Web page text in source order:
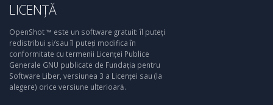
LICENȚĂ
OpenShot ™ este un software gratuit: îl puteți
redistribui și/sau îl puteți modifica în
conformitate cu termenii Licenței Publice
Generale GNU publicate de Fundația pentru
Software Liber, versiunea 3 a Licenței sau (la
alegere) orice versiune ulterioară.